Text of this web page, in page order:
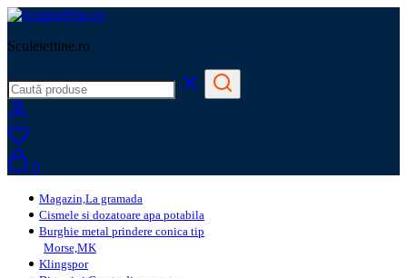
Sculeieftine.ro
0
Magazin,La gramada
Cismele si dozatoare apa potabila
Burghie metal prindere conica tip
Morse,MK
Klingspor